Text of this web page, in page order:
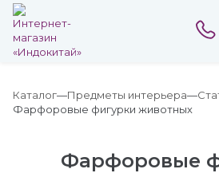
Каталог Предметы интерьера
Фарфоровые фигурки животных
Фарфоровые